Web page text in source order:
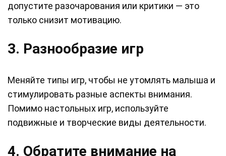
допустите разочарования или критики — это
только снизит мотивацию.
3. Разнообразие игр
Меняйте типы игр, чтобы не утомлять малыша и
стимулировать разные аспекты внимания.
Помимо настольных игр, используйте
подвижные и творческие виды деятельности.
4. Обратите внимание на